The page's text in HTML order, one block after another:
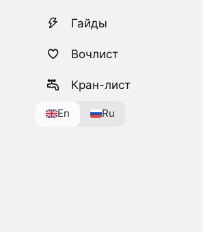
Гайды
Вочлист
Кран-лист
En Ru